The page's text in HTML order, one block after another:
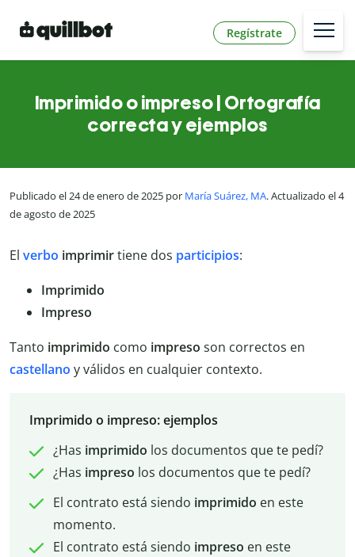
Regístrate
Imprimido o impreso | Ortografía
correcta y ejemplos
Publicado el 24 de enero de 2025 por María Suárez, MA. Actualizado el 4
de agosto de 2025
El verbo imprimirtiene dos participios:
Imprimido
Impreso
Tanto imprimido como impreso son correctos en
castellano y válidos en cualquier contexto.
Imprimido o impreso: ejemplos
¿Has imprimido los documentos que te pedí?
¿Has impreso los documentos que te pedí?
El contrato está siendo imprimido en este
momento.
El contrato está siendo impreso en este